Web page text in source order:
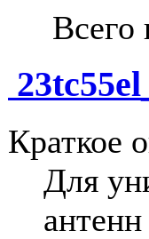
Всего
Краткое
Для